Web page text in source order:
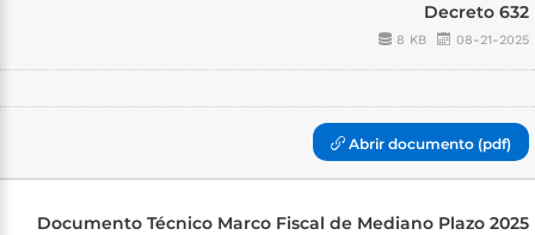
Decreto 632
8 KB 08-21-2025
Abrir documento (pdf)
Documento Técnico Marco Fiscal de Mediano Plazo 2025